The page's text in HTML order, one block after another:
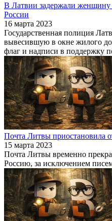
В Латвии задержали
России
16 марта 2023
Государственная полиция
вывесившую в окне жилого
флаг и надписи в поддержку
Почта Литвы приостановила
15 марта 2023
Почта Литвы временно
Россию, за исключением